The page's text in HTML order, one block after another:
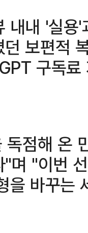
내내 '실
보편적
구독
점해 온
며 "이번
을 바꾸는